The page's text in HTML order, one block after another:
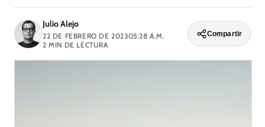
Julio Alejo
22 DE FEBRERO DE 202305:28 A.M.
2 MIN DE LECTURA
Compartir